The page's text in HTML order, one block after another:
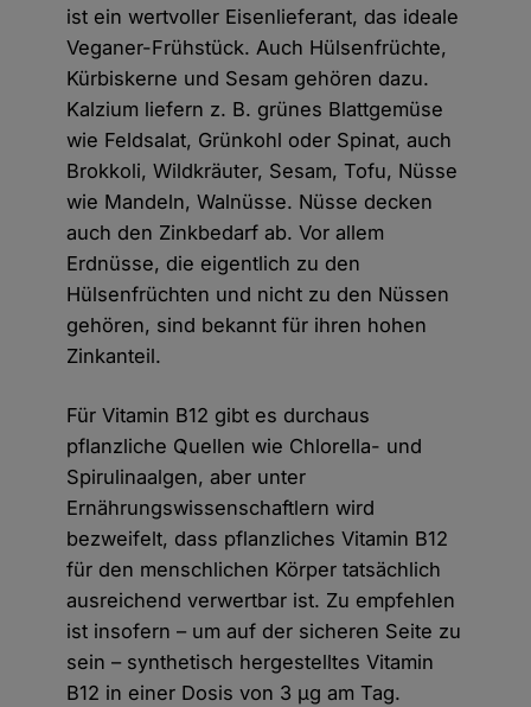
ist ein wertvoller Eisenlieferant, das ideale
Veganer-Frühstück. Auch Hülsenfrüchte,
Kürbiskerne und Sesam gehören dazu.
Kalzium liefern z. B. grünes Blattgemüse
wie Feldsalat, Grünkohl oder Spinat, auch
Brokkoli, Wildkräuter, Sesam, Tofu, Nüsse
wie Mandeln, Walnüsse. Nüsse decken
auch den Zinkbedarf ab. Vor allem
Erdnüsse, die eigentlich zu den
Hülsenfrüchten und nicht zu den Nüssen
gehören, sind bekannt für ihren hohen
Zinkanteil.
Für Vitamin B12 gibt es durchaus
pflanzliche Quellen wie Chlorella- und
Spirulinaalgen, aber unter
Ernährungswissenschaftlern wird
bezweifelt, dass pflanzliches Vitamin B12
für den menschlichen Körper tatsächlich
ausreichend verwertbar ist. Zu empfehlen
ist insofern – um auf der sicheren Seite zu
sein – synthetisch hergestelltes Vitamin
B12 in einer Dosis von 3 µg am Tag.